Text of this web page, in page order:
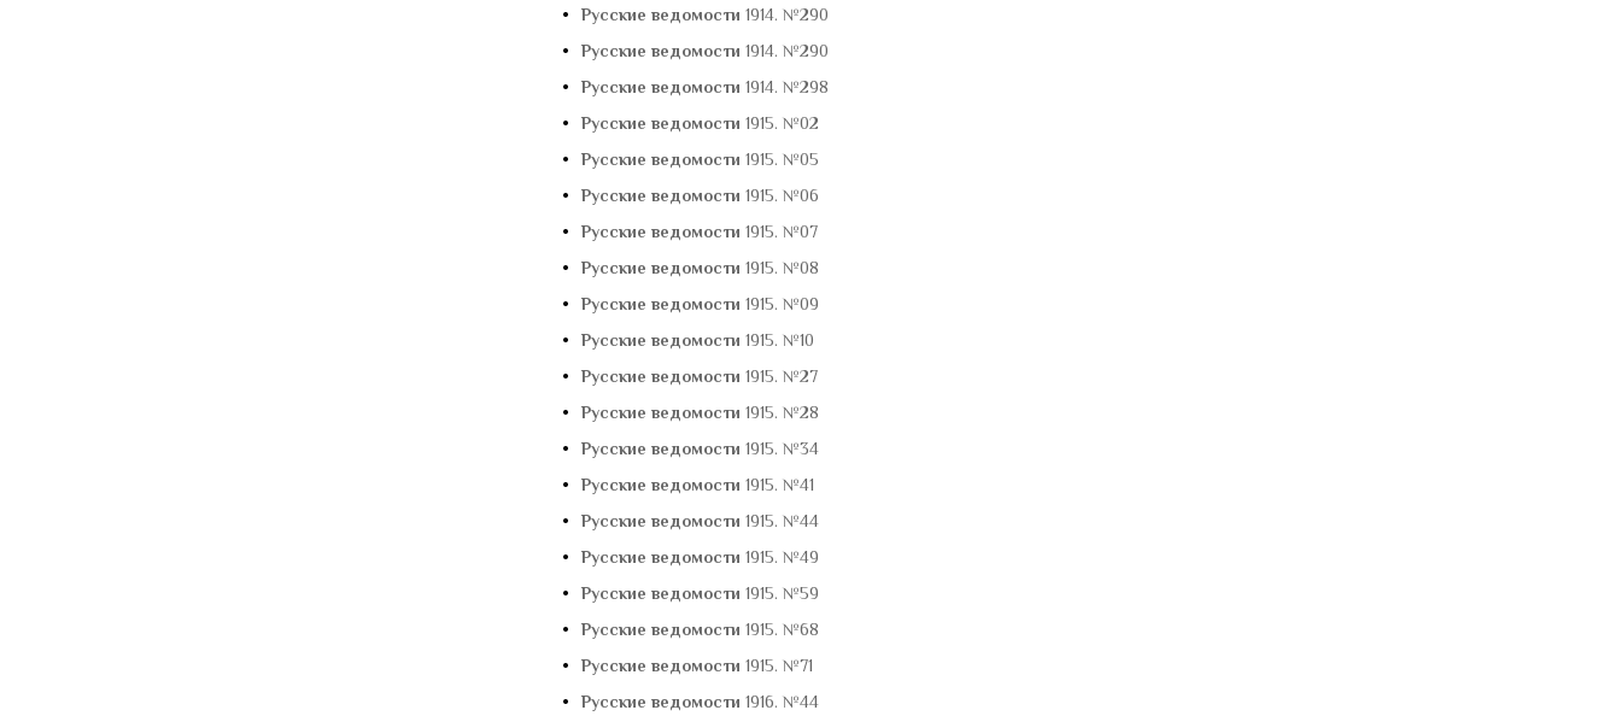
•
Русские ведомости 1914. №290
•
Русские ведомости 1914. №290
•
Русские ведомости 1914. №298
•
Русские ведомости 1915. №02
•
Русские ведомости 1915. №05
•
Русские ведомости 1915. №06
•
Русские ведомости 1915. №07
•
Русские ведомости 1915. №08
•
Русские ведомости 1915. №09
•
Русские ведомости 1915. №10
•
Русские ведомости 1915. №27
•
Русские ведомости 1915. №28
•
Русские ведомости 1915. №34
•
Русские ведомости 1915. №41
•
Русские ведомости 1915. №44
•
Русские ведомости 1915. №49
•
Русские ведомости 1915. №59
•
Русские ведомости 1915. №68
•
Русские ведомости 1915. №71
•
Русские ведомости 1916. №44